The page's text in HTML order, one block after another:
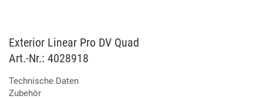
Kalibrierte Full-Colour-RGBW-LEDs
Einstellbare Leistungsaufnahme
Segmentweise steuerbar
Runder Diffusor für 180° Betrachtungswinkel
Exterior Linear Pro DV Quad
Art.-Nr.: 4028918
Technische Daten
Zubehör